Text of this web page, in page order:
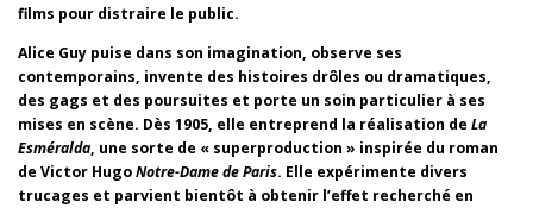
films pour distraire le public.
Alice Guy puise dans son imagination, observe ses
contemporains, invente des histoires drôles ou dramatiques,
des gags et des poursuites et porte un soin particulier à ses
mises en scène. Dès 1905, elle entreprend la réalisation de La
Esméralda, une sorte de « superproduction » inspirée du roman
de Victor HugoNotre-Dame de Paris. Elle expérimente divers
trucages et parvient bientôt à obtenir l’effet recherché en